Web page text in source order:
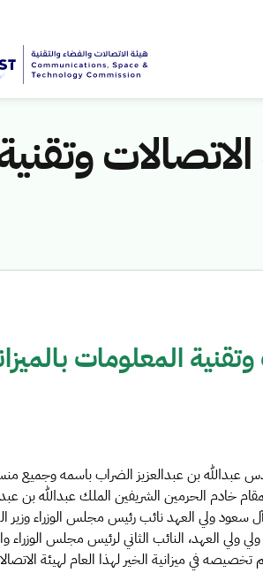
المعلومات
عبدالله بن عبدالعزيز الضراب باسمه وجميع
خادم الحرمين الشريفين الملك عبدالله بن
سعود ولي العهد نائب رئيس مجلس الوزراء وزير
ولي العهد، النائب الثاني لرئيس مجلس الوزراء
في ميزانية الخير لهذا العام لهيئة